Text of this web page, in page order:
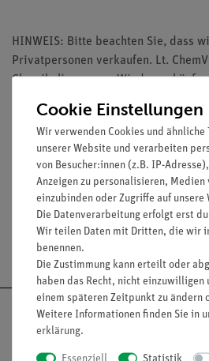
HINWEIS: Bitte beachten Sie, dass
Privatpersonen verkaufen. Lt.
Chemikalien nur an
Lehranstalten abgeben.
Media / Downloads
Cookie Einstellungen
Wir verwenden Cookies und ähnliche
unserer Website und verarbeiten
von Besucher:innen (z.B. IP-
Anzeigen zu personalisieren,
einzubinden oder Zugriffe auf unsere
Die Datenverarbeitung erfolgt erst
Wir teilen Daten mit Dritten, die wir
benennen.
Die Zustimmung kann erteilt oder
haben das Recht, nicht
einem späteren Zeitpunkt zu ändern
Weitere Informationen finden Sie in
erklärung.
Essenziell Statistik